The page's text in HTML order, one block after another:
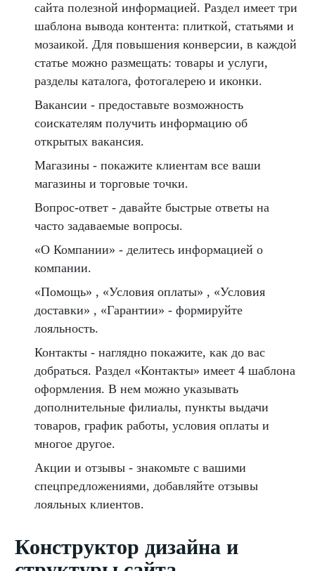
сайта полезной информацией. Раздел имеет три
шаблона вывода контента: плиткой, статьями и
мозаикой. Для повышения конверсии, в каждой
статье можно размещать: товары и услуги,
разделы каталога, фотогалерею и иконки.
Вакансии - предоставьте возможность
соискателям получить информацию об
открытых вакансия.
Магазины - покажите клиентам все ваши
магазины и торговые точки.
Вопрос-ответ - давайте быстрые ответы на
часто задаваемые вопросы.
«О Компании» - делитесь информацией о
компании.
«Помощь» , «Условия оплаты» , «Условия
доставки» , «Гарантии» - формируйте
лояльность.
Контакты - наглядно покажите, как до вас
добраться. Раздел «Контакты» имеет 4 шаблона
оформления. В нем можно указывать
дополнительные филиалы, пункты выдачи
товаров, график работы, условия оплаты и
многое другое.
Акции и отзывы - знакомьте с вашими
спецпредложениями, добавляйте отзывы
лояльных клиентов.
Конструктор дизайна и